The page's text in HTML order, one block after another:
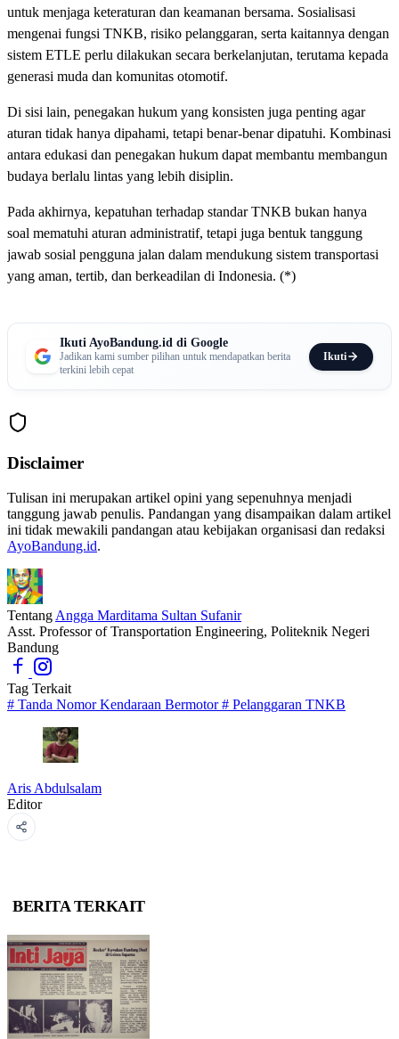
untuk menjaga keteraturan dan keamanan bersama. Sosialisasi
mengenai fungsi TNKB, risiko pelanggaran, serta kaitannya dengan
sistem ETLE perlu dilakukan secara berkelanjutan, terutama kepada
generasi muda dan komunitas otomotif.
Di sisi lain, penegakan hukum yang konsisten juga penting agar
aturan tidak hanya dipahami, tetapi benar-benar dipatuhi. Kombinasi
antara edukasi dan penegakan hukum dapat membantu membangun
budaya berlalu lintas yang lebih disiplin.
Pada akhirnya, kepatuhan terhadap standar TNKB bukan hanya
soal mematuhi aturan administratif, tetapi juga bentuk tanggung
jawab sosial pengguna jalan dalam mendukung sistem transportasi
yang aman, tertib, dan berkeadilan di Indonesia. (*)
Ikuti AyoBandung.id di Google
Jadikan kami sumber pilihan untuk mendapatkan berita
terkini lebih cepat
Ikuti
Disclaimer
Tulisan ini merupakan artikel opini yang sepenuhnya menjadi
tanggung jawab penulis. Pandangan yang disampaikan dalam artikel
ini tidak mewakili pandangan atau kebijakan organisasi dan redaksi
AyoBandung.id.
Tentang Angga Marditama Sultan Sufanir
Asst. Professor of Transportation Engineering, Politeknik Negeri
Bandung
Tag Terkait
# Tanda Nomor Kendaraan Bermotor# Pelanggaran TNKB
Aris Abdulsalam
Editor
BERITA TERKAIT